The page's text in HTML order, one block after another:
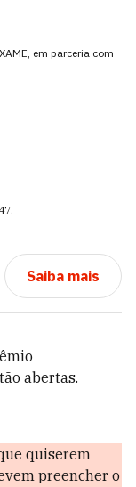
em parceria com
.
Saiba mais
abertas.
quiserem
preencher o